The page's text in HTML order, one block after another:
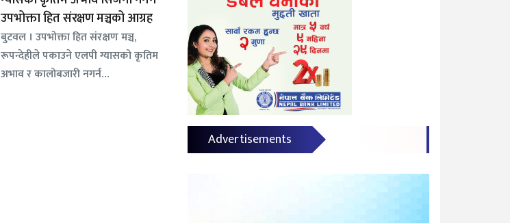
उपभोक्ता हित संरक्षण मञ्चको आग्रह
बुटवल । उपभोक्ता हित संरक्षण मञ्च,
रूपन्देहीले पकाउने एलपी ग्यासको कृतिम
अभाव र कालोबजारी नगर्न…
Advertisements